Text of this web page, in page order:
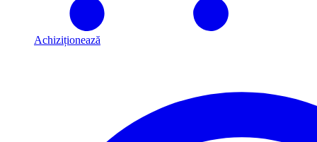
Achiziționează